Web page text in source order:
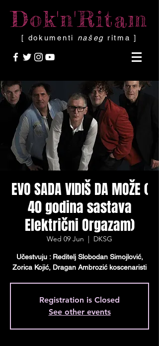
Dok'n'Ritam
[ dokumenti našeg ritma ]
EVO SADA VIDIŠ DA MOŽE (
40 godina sastava
Električni Orgazam)
Wed 09 Jun
  |
DKSG
Učestvuju : Reditelj Slobodan Simojlović,
Zorica Kojić, Dragan Ambrozić koscenaristi
Registration is Closed
See other events